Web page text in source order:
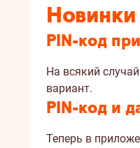
Новинки
PIN-код
На всякий
вариант.
PIN-код и
Теперь в